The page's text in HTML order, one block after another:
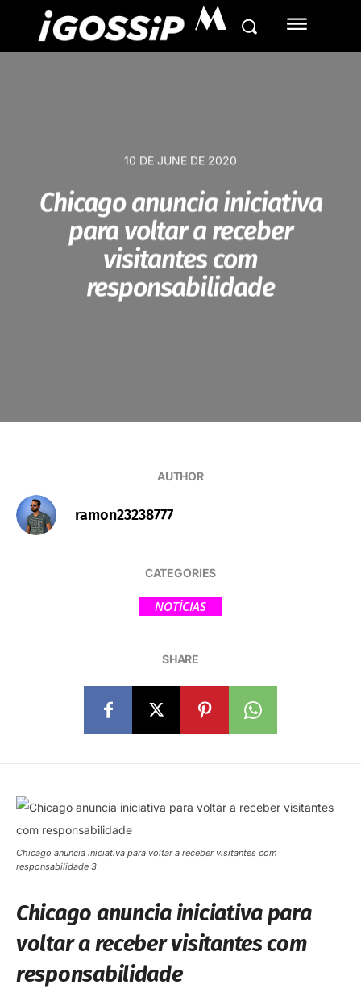
M
10 DE JUNE DE 2020
Chicago anuncia iniciativa
para voltar a receber
visitantes com
responsabilidade
AUTHOR
ramon23238777
CATEGORIES
NOTÍCIAS
SHARE
Chicago anuncia iniciativa para voltar a receber visitantes com
responsabilidade 3
Chicago anuncia iniciativa para
voltar a receber visitantes com
responsabilidade